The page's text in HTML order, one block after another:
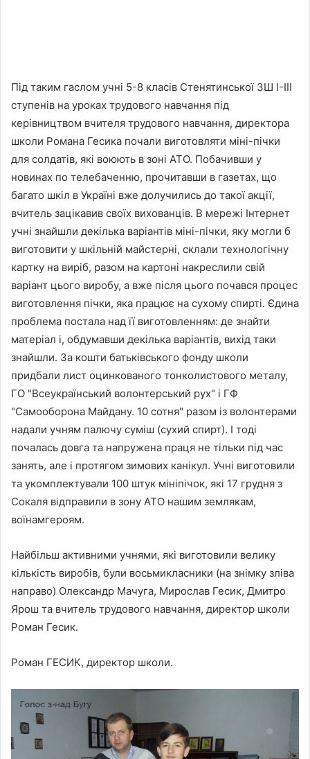
Під таким гаслом учні 5-8 класів Стенятинської ЗШ І-ІІІ
ступенів на уроках трудового навчання під
керівництвом вчителя трудового навчання, директора
школи Романа Гесика почали виготовляти міні-пічки
для солдатів, які воюють в зоні АТО. Побачивши у
новинах по телебаченню, прочитавши в газетах, що
багато шкіл в Україні вже долучились до такої акції,
вчитель зацікавив своїх вихованців. В мережі Інтернет
учні знайшли декілька варіантів міні-пічки, яку могли б
виготовити у шкільній майстерні, склали технологічну
картку на виріб, разом на картоні накреслили свій
варіант цього виробу, а вже після цього почався процес
виготовлення пічки, яка працює на сухому спирті. Єдина
проблема постала над її виготовленням: де знайти
матеріал і, обдумавши декілька варіантів, вихід таки
знайшли. За кошти батьківського фонду школи
придбали лист оцинкованого тонколистового металу,
ГО "Всеукраїнський волонтерський рух" і ГФ
"Самооборона Майдану. 10 сотня" разом із волонтерами
надали учням палючу суміш (сухий спирт). І тоді
почалась довга та напружена праця не тільки під час
занять, але і протягом зимових канікул. Учні виготовили
та укомплектували 100 штук мініпічок, які 17 грудня з
Сокаля відправили в зону АТО нашим землякам,
воїнамгероям.
Найбільш активними учнями, які виготовили велику
кількість виробів, були восьмикласники (на знімку зліва
направо) Олександр Мачуга, Мирослав Гесик, Дмитро
Ярош та вчитель трудового навчання, директор школи
Роман Гесик.
Роман ГЕСИК, директор школи.